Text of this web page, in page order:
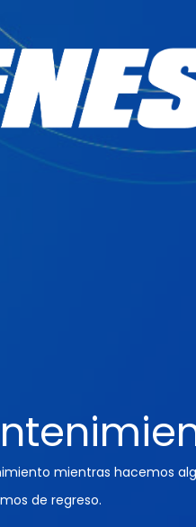
mientras hacemos
de regreso.